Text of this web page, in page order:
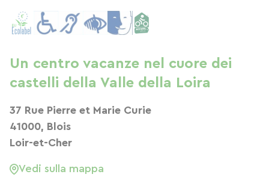
Un centro vacanze nel cuore dei
castelli della Valle della Loira
37 Rue Pierre et Marie Curie
41000, Blois
Loir-et-Cher
Vedi sulla mappa